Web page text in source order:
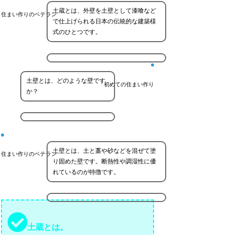
住まい作りのベテラン土蔵とは、外壁を土壁として漆喰など
で仕上げられる日本の伝統的な建築様
式のひとつです。
初めての住まい作り
土壁とは、どのような壁です
か？
住まい作りのベテラン土壁とは、土と藁や砂などを混ぜて塗
り固めた壁です。断熱性や調湿性に優
れているのが特徴です。
土蔵とは。